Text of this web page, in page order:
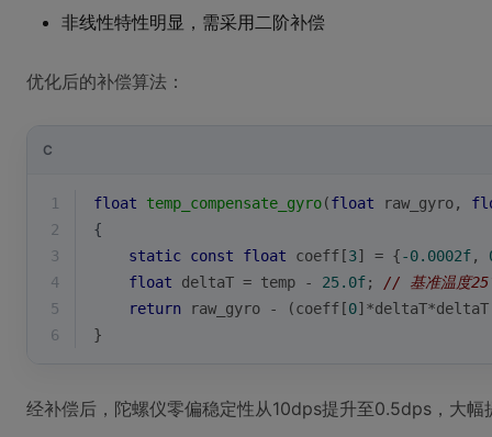
非线性特性明显，需采用二阶补偿
优化后的补偿算法：
C
1 float temp_compensate_gyro(float raw_gyro,
2
{
3
static const float coeff[3] = {-0.0002f,
4
float deltaT = temp - 25.0f; // 基准温度
5
return raw_gyro - (coeff[0
6
}
经补偿后，陀螺仪零偏稳定性从10dps提升至0.5dps，大幅